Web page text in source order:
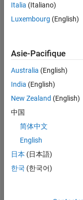
MATLAB Answers
CONTRIBUTIONS
12/20
07/21
02/22
09/22
04/23
11/23
06/24
01/25
08/25
03/26
08/21
04/22
12/22
08/23
12/24
04/26
RANG
Italia (Italiano)
Luxembourg (English)
Asie-Pacifique
Australia (English)
India (English)
New Zealand (English)
中国
简体中文
English
日本 (日本語)
한국 (한국어)